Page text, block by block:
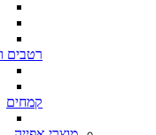
רטבים
קמחים